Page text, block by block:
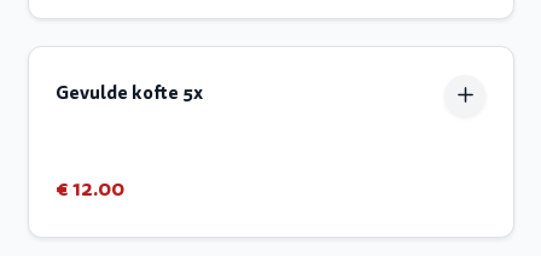
Gevulde kofte 5x
€ 12.00